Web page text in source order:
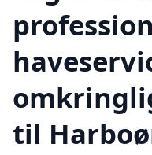
til